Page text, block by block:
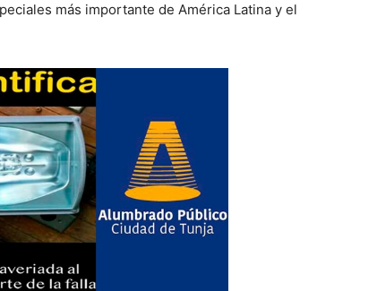
más importante de América Latina y el